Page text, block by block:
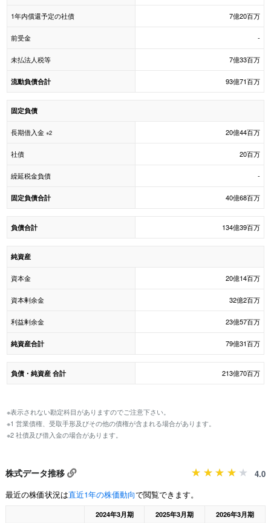
1年内償還予定の社債 7億20百万
前受金 -
未払法人税等 7億33百万
流動負債合計 93億71百万
固定負債
長期借入金 ※2 20億44百万
社債 20百万
繰延税金負債 -
固定負債合計 40億68百万
負債合計 134億39百万
純資産
資本金 20億14百万
資本剰余金 32億2百万
利益剰余金 23億57百万
純資産合計 79億31百万
負債・純資産 合計 213億70百万
※表示されない勘定科目がありますのでご注意下さい。
※1 営業債権、受取手形及びその他の債権が含まれる場合があります。
※2 社債及び借入金の場合があります。
株式データ推移
4.0
最近の株価状況は直近1年の株価動向で閲覧できます。
2024年3月期 2025年3月期
2026年3月期